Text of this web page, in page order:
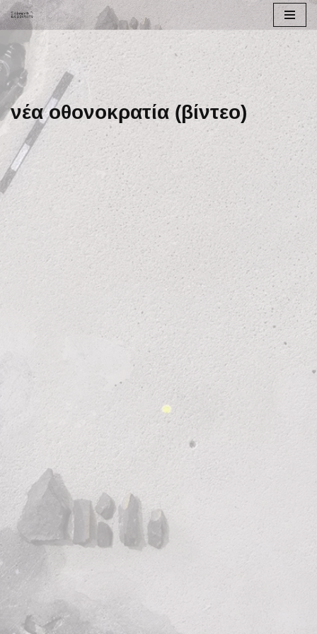
Μεταπηδήστε
στο
περιεχόμενο
νέα οθονοκρατία (βίντεο)